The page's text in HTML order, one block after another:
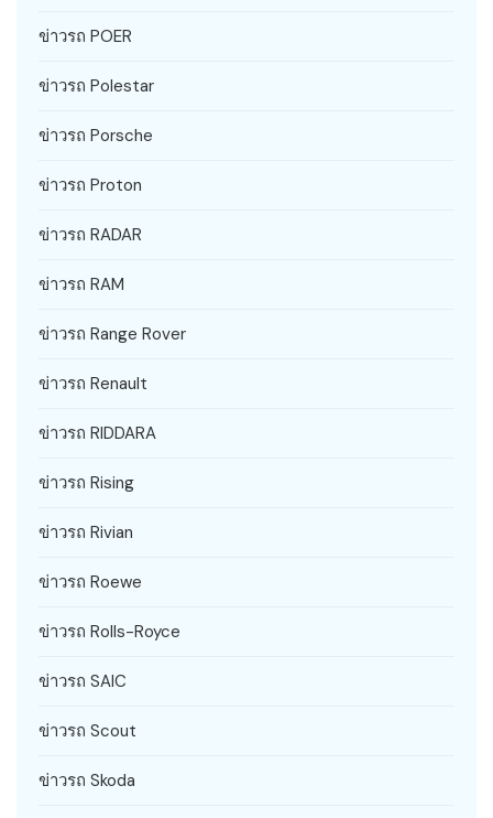
ข่าวรถ POER
ข่าวรถ Polestar
ข่าวรถ Porsche
ข่าวรถ Proton
ข่าวรถ RADAR
ข่าวรถ RAM
ข่าวรถ Range Rover
ข่าวรถ Renault
ข่าวรถ RIDDARA
ข่าวรถ Rising
ข่าวรถ Rivian
ข่าวรถ Roewe
ข่าวรถ Rolls-Royce
ข่าวรถ SAIC
ข่าวรถ Scout
ข่าวรถ Skoda